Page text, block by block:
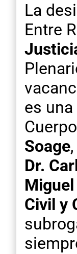
La
Entre
es
Soage
Dr.
Civil y